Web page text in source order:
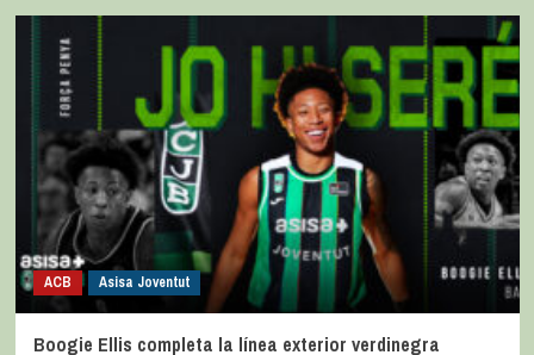
ACB Asisa Joventut
Boogie Ellis completa la línea exterior verdinegra